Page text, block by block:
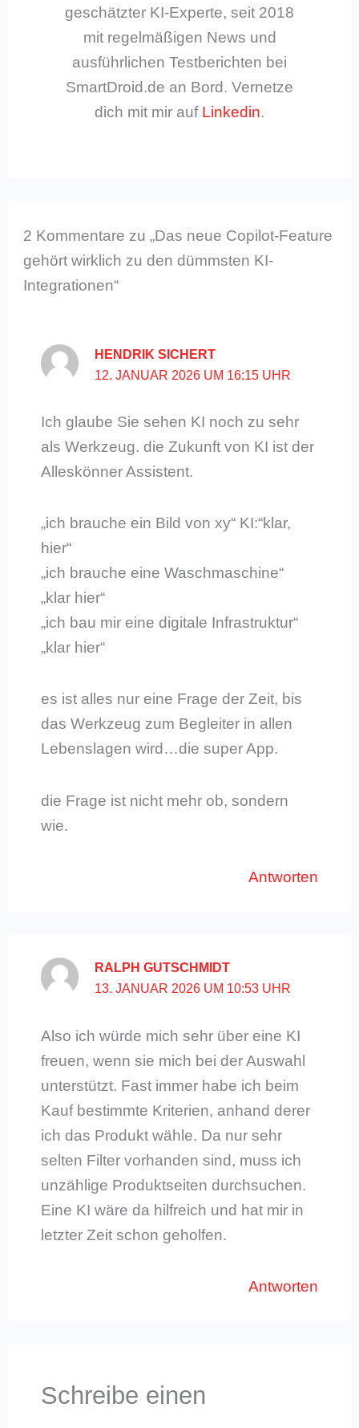
geschätzter KI-Experte, seit 2018
mit regelmäßigen News und
ausführlichen Testberichten bei
SmartDroid.de an Bord. Vernetze
dich mit mir auf Linkedin.
2 Kommentare zu „Das neue Copilot-Feature
gehört wirklich zu den dümmsten KI-
Integrationen“
HENDRIK SICHERT
12. JANUAR 2026 UM 16:15 UHR
Ich glaube Sie sehen KI noch zu sehr
als Werkzeug. die Zukunft von KI ist der
Alleskönner Assistent.
„ich brauche ein Bild von xy“ KI:“klar,
hier“
„ich brauche eine Waschmaschine“
„klar hier“
„ich bau mir eine digitale Infrastruktur“
„klar hier“
es ist alles nur eine Frage der Zeit, bis
das Werkzeug zum Begleiter in allen
Lebenslagen wird…die super App.
die Frage ist nicht mehr ob, sondern
wie.
Antworten
RALPH GUTSCHMIDT
13. JANUAR 2026 UM 10:53 UHR
Also ich würde mich sehr über eine KI
freuen, wenn sie mich bei der Auswahl
unterstützt. Fast immer habe ich beim
Kauf bestimmte Kriterien, anhand derer
ich das Produkt wähle. Da nur sehr
selten Filter vorhanden sind, muss ich
unzählige Produktseiten durchsuchen.
Eine KI wäre da hilfreich und hat mir in
letzter Zeit schon geholfen.
Antworten
Schreibe einen